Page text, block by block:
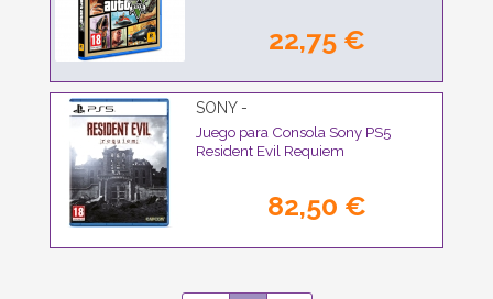
22,75 €
SONY -
Juego para Consola Sony PS5
Resident Evil Requiem
82,50 €